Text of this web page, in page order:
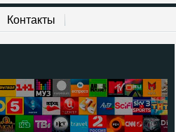
Контакты